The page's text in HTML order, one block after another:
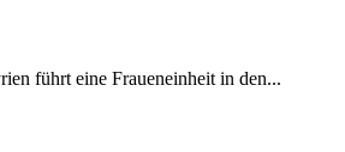
führt eine Fraueneinheit in den...